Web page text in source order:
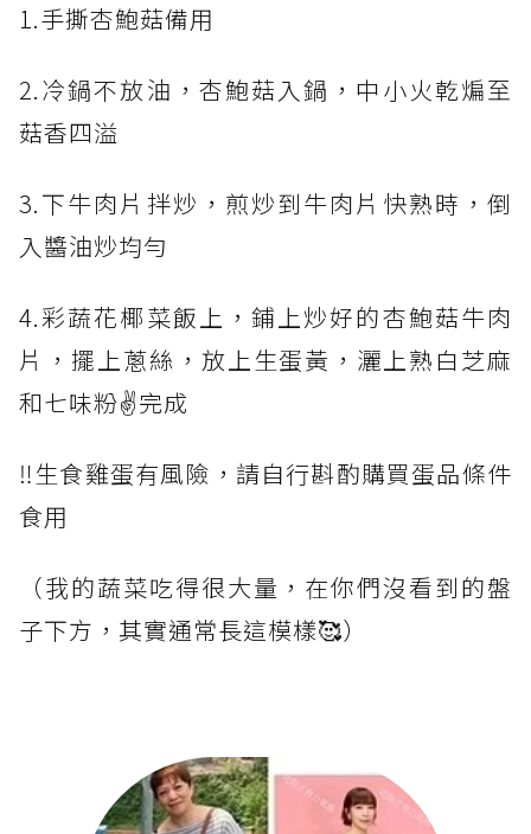
1.手撕杏鮑菇備用
2.冷鍋不放油，杏鮑菇入鍋，中小火乾煸至
菇香四溢
3.下牛肉片拌炒，煎炒到牛肉片快熟時，倒
入醬油炒均勻
4.彩蔬花椰菜飯上，鋪上炒好的杏鮑菇牛肉
片，擺上蔥絲，放上生蛋黃，灑上熟白芝麻
和七味粉✌️完成
‼️生食雞蛋有風險，請自行斟酌購買蛋品條件
食用
（我的蔬菜吃得很大量，在你們沒看到的盤
子下方，其實通常長這模樣🥰）